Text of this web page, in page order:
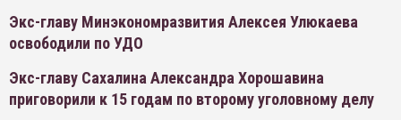
Экс-главу Минэкономразвития Алексея Улюкаева
освободили по УДО
Экс-главу Сахалина Александра Хорошавина
приговорили к 15 годам по второму уголовному делу